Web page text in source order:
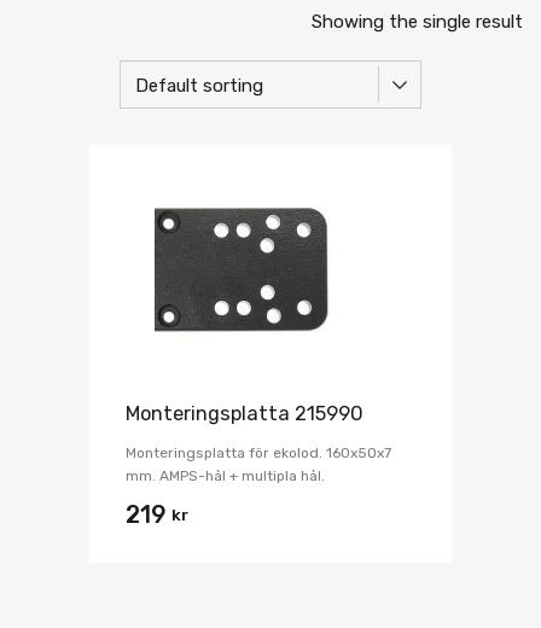
Showing the single result
Monteringsplatta 215990
Monteringsplatta för ekolod. 160x50x7
mm. AMPS-hål + multipla hål.
219 kr